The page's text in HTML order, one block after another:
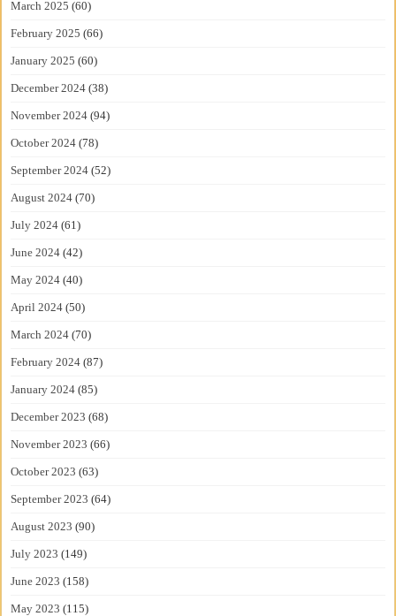
March 2025 (60)
February 2025 (66)
January 2025 (60)
December 2024 (38)
November 2024 (94)
October 2024 (78)
September 2024 (52)
August 2024 (70)
July 2024 (61)
June 2024 (42)
May 2024 (40)
April 2024 (50)
March 2024 (70)
February 2024 (87)
January 2024 (85)
December 2023 (68)
November 2023 (66)
October 2023 (63)
September 2023 (64)
August 2023 (90)
July 2023 (149)
June 2023 (158)
May 2023 (115)